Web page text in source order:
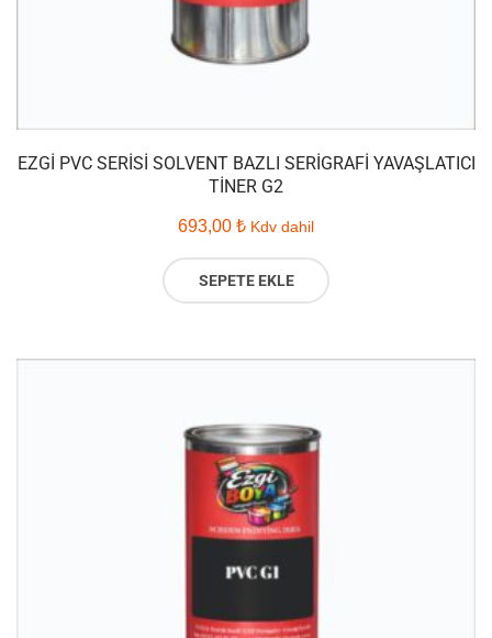
EZGI PVC SERISI SOLVENT BAZLI SERIGRAFI YAVAŞLATICI
TINER G2
693,00 ₺ Kdv dahil
SEPETE EKLE